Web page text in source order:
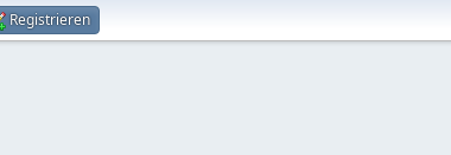
Registrieren